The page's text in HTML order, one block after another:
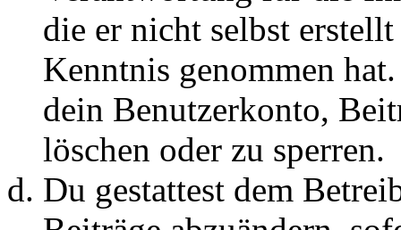
die er nicht selbst
Kenntnis genommen
dein Benutzerkonto,
löschen oder zu sperren.
Du gestattest dem